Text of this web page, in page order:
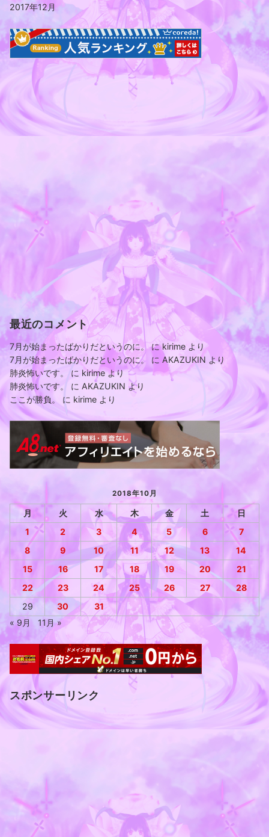
2017年12月
最近のコメント
7月が始まったばかりだというのに。にkirime より
7月が始まったばかりだというのに。 に AKAZUKIN より
肺炎怖いです。
に kirimeより
肺炎怖いです。 に AKAZUKIN より
ここが勝負。
に kirime より
2018年10月
月 火 水 木 金 土
日
1
2 3 4 5 6
7
8
9 10 11 12 13
14
15
16 17 18 19 20
21
22
23 24 25 26 27
28
29
30
31
« 9月
11月 »
スポンサーリンク